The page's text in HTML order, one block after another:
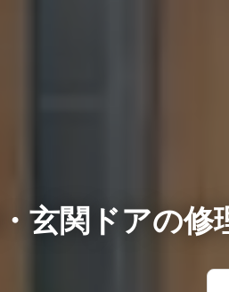
玄関ドアの修